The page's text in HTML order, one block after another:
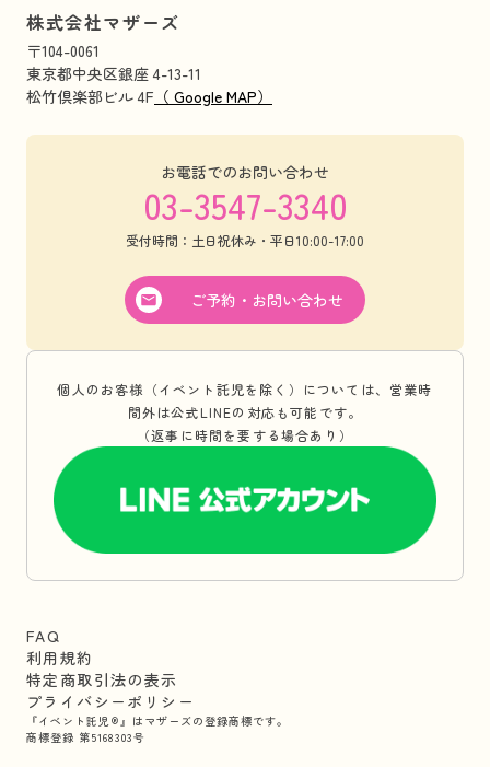
株式会社マザーズ
〒104-0061
東京都中央区銀座 4-13-11
松竹倶楽部ビル 4F （ Google MAP）
お電話でのお問い合わせ
03-3547-3340
受付時間：土日祝休み・平日10:00-17:00
ご予約・お問い合わせ
個人のお客様（イベント託児を除く）については、営業時
間外は公式LINEの対応も可能です。
（返事に時間を要する場合あり）
FAQ
利用規約
特定商取引法の表示
プライバシーポリシー
『イベント託児®』はマザーズの登録商標です。
商標登録 第5168303号